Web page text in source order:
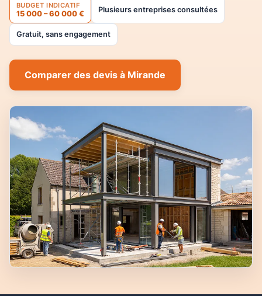
BUDGET INDICATIF
15 000 – 60 000 € Plusieurs entreprises consultées
Gratuit, sans engagement
Comparer des devis à Mirande